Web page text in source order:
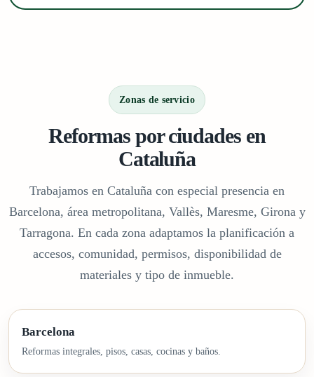
Zonas de servicio
Reformas por ciudades en
Cataluña
Trabajamos en Cataluña con especial presencia en
Barcelona, área metropolitana, Vallès, Maresme, Girona y
Tarragona. En cada zona adaptamos la planificación a
accesos, comunidad, permisos, disponibilidad de
materiales y tipo de inmueble.
Barcelona
Reformas integrales, pisos, casas, cocinas y baños.